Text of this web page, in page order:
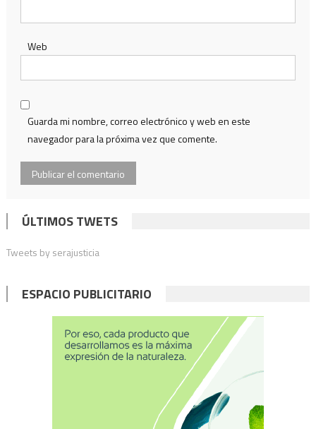
Web
Guarda mi nombre, correo electrónico y web en este
navegador para la próxima vez que comente.
ÚLTIMOS TWETS
Tweets by serajusticia
ESPACIO PUBLICITARIO